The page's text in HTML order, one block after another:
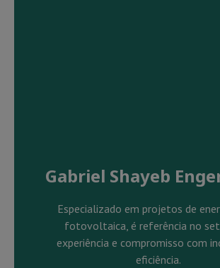
Gabriel Shayeb
Especializado em projetos de
fotovoltaica, é referência no
experiência e compromisso com
eficiência.